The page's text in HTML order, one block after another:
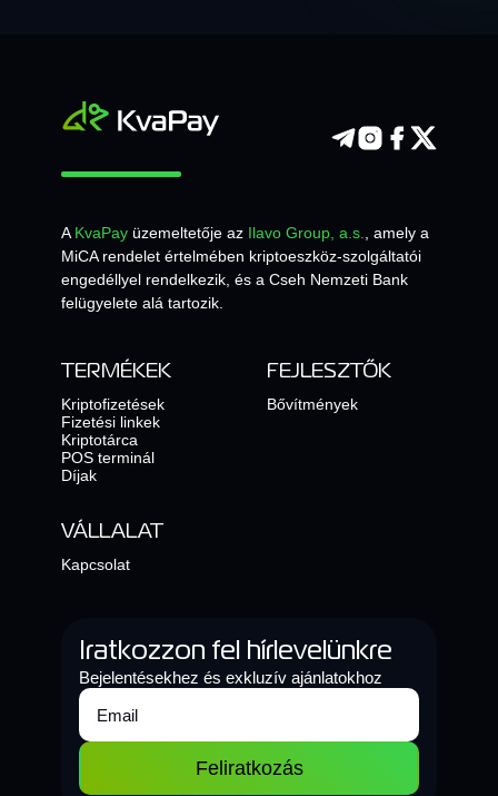
AKvaPay üzemeltetője az Ilavo Group, a.s., amely a
MiCA rendelet értelmében kriptoeszköz-szolgáltatói
engedéllyel rendelkezik, és a Cseh Nemzeti Bank
felügyelete alá tartozik.
TERMÉKEK
Kriptofizetések
Fizetési linkek
Kriptotárca
POS terminál
Díjak
FEJLESZTŐK
Bővítmények
VÁLLALAT
Kapcsolat
Iratkozzon fel hírlevelünkre
Bejelentésekhez és exkluzív ajánlatokhoz
Feliratkozás